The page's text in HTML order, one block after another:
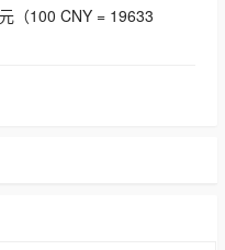
（100 CNY = 19633